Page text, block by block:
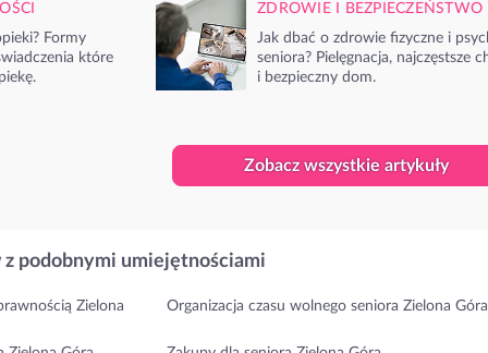
Formy
które
ZDROWIE I BEZPIECZEŃSTWO
Jak dbać o zdrowie fizyczne i
seniora? Pielęgnacja, najczęstsze
i bezpieczny dom.
Zobacz wszystkie artykuły
podobnymi umiejętnościami
Zielona
Organizacja czasu wolnego seniora Zielona Góra